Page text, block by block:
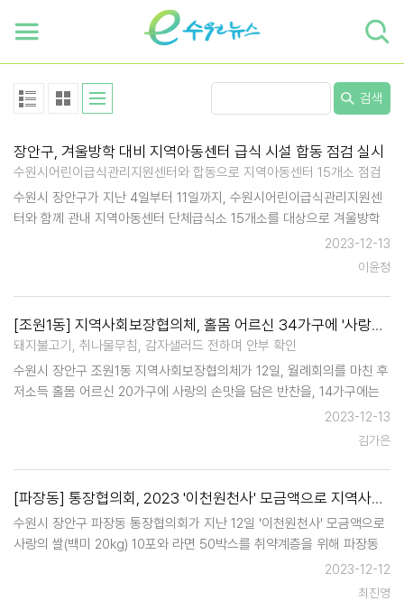
검색
장안구, 겨울방학 대비 지역아동센터 급식 시설 합동 점검 실시
수원시어린이급식관리지원센터와 합동으로 지역아동센터 15개소 점검
수원시 장안구가 지난 4일부터 11일까지, 수원시어린이급식관리지원센
터와 함께 관내 지역아동센터 단체급식소 15개소를 대상으로 겨울방학
대비 급식시설 합동 지도점검을 실시했다. 이번 점검은 만 18세 미만 결
2023-12-13
이윤정
[조원1동] 지역사회보장협의체, 홀몸 어르신 34가구에 '사랑의 손맛' 담은 반찬과 죽 전달
돼지불고기, 취나물무침, 감자샐러드 전하며 안부 확인
수원시 장안구 조원1동 지역사회보장협의체가 12일, 월례회의를 마친 후
저소득 홀몸 어르신 20가구에 사랑의 손맛을 담은 반찬을, 14가구에는
따뜻한 죽을 전달했다. 이날 지역사회보장협의체 위원들은 △돼지불고기
2023-12-13
김가은
[파장동] 통장협의회, 2023 '이천원천사' 모금액으로 지역사회 기부 '훈훈'
수원시 장안구 파장동 통장협의회가 지난 12일 '이천원천사' 모금액으로
사랑의 쌀(백미 20kg) 10포와 라면 50박스를 취약계층을 위해 파장동
행정복지센터에 기부했다. '이천원천사'는 파장동 44개 통장이 2천 원씩
자발적으로 기부하는 모금 사업으로, 모금액을 통한 장학금 지원, 후원
2023-12-12
최진영